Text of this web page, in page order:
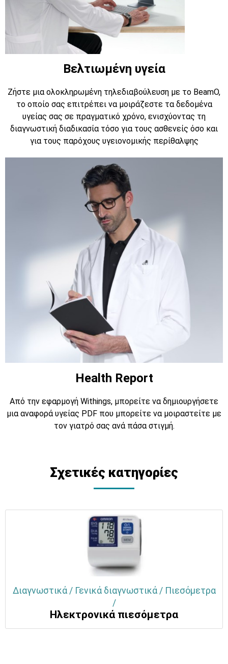
Βελτιωμένη υγεία
Ζήστε μια ολοκληρωμένη τηλεδιαβούλευση με το BeamO,
το οποίο σας επιτρέπει να μοιράζεστε τα δεδομένα
υγείας σας σε πραγματικό χρόνο, ενισχύοντας τη
διαγνωστική διαδικασία τόσο για τους ασθενείς όσο και
για τους παρόχους υγειονομικής περίθαλψης
Health Report
Από την εφαρμογή Withings, μπορείτε να δημιουργήσετε
μια αναφορά υγείας PDF που μπορείτε να μοιραστείτε με
τον γιατρό σας ανά πάσα στιγμή.
Σχετικές κατηγορίες
Διαγνωστικά / Γενικά διαγνωστικά / Πιεσόμετρα
/
Ηλεκτρονικά πιεσόμετρα